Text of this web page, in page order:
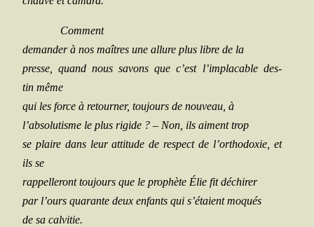
Com­ment
deman­der à nos maîtres une allure plus libre de la
presse, quand nous savons que c’est l’implacable des­
tin même
qui les force à retour­ner, tou­jours de nou­veau, à
l’absolutisme le plus rigide ? – Non, ils aiment trop
se plaire dans leur atti­tude de res­pect de l’orthodoxie, et
ils se
rap­pel­le­ront tou­jours que le pro­phète Élie fit déchirer
par l’ours qua­rante deux enfants qui s’étaient moqués
de sa calvitie.